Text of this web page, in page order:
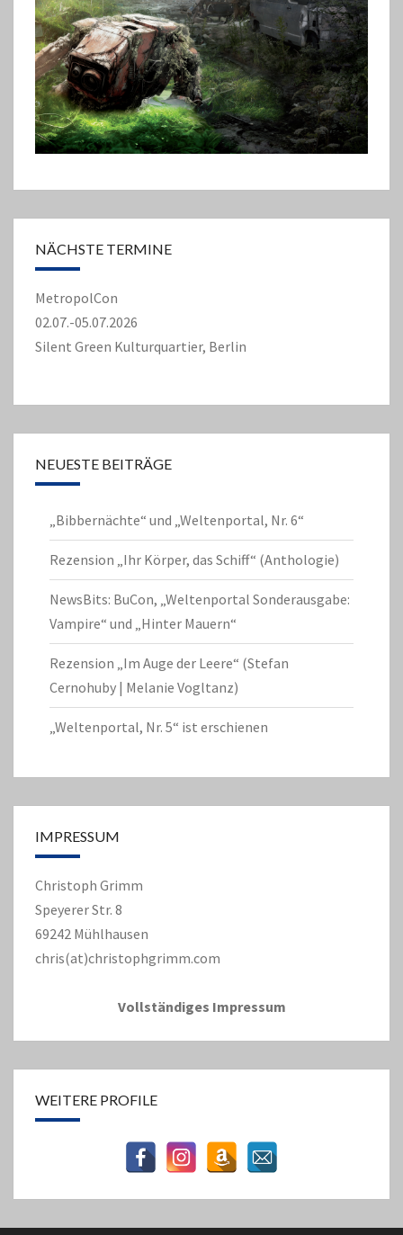
NÄCHSTE TERMINE
MetropolCon
02.07.-05.07.2026
Silent Green Kulturquartier, Berlin
NEUESTE BEITRÄGE
„Bibbernächte“ und „Weltenportal, Nr. 6“
Rezension „Ihr Körper, das Schiff“ (Anthologie)
NewsBits: BuCon, „Weltenportal Sonderausgabe:
Vampire“ und „Hinter Mauern“
Rezension „Im Auge der Leere“ (Stefan
Cernohuby | Melanie Vogltanz)
„Weltenportal, Nr. 5“ ist erschienen
IMPRESSUM
Christoph Grimm
Speyerer Str. 8
69242 Mühlhausen
chris(at)christophgrimm.com
Vollständiges Impressum
WEITERE PROFILE